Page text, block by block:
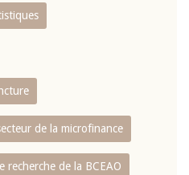
de la microfinance
recherche de la BCEAO